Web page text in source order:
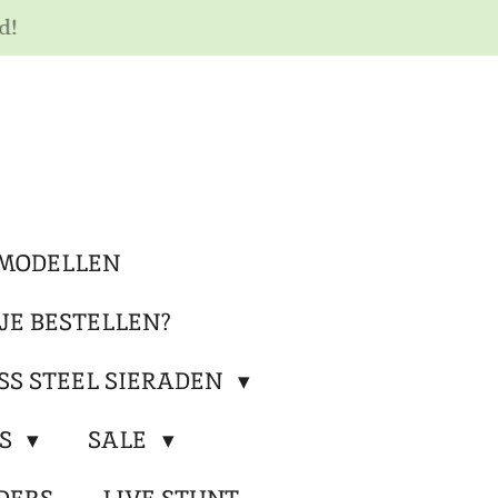
BESTELLEN?
STEEL SIERADEN
SALE